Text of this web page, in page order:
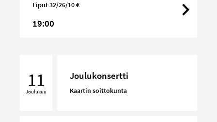
Liput 32/26/10 €
19:00
11
Joulukuu
Joulukonsertti
Kaartin soittokunta